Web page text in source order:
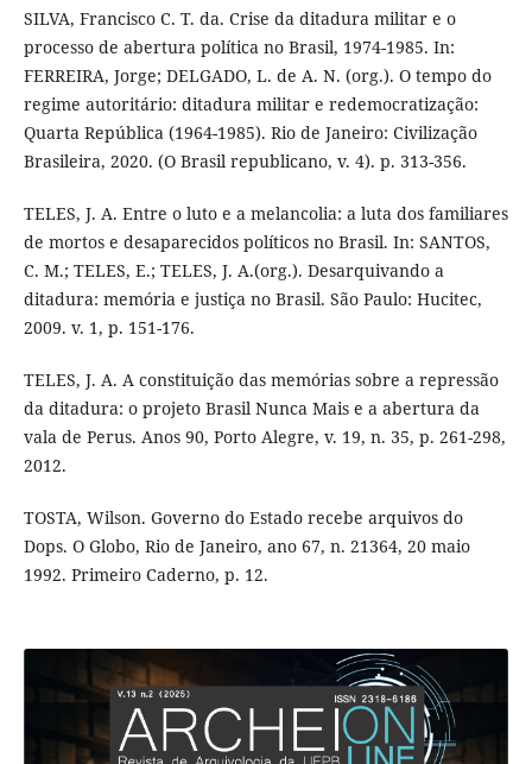
SILVA, Francisco C. T. da. Crise da ditadura militar e o
processo de abertura política no Brasil, 1974-1985. In:
FERREIRA, Jorge; DELGADO, L. de A. N. (org.). O tempo do
regime autoritário: ditadura militar e redemocratização:
Quarta República (1964-1985). Rio de Janeiro: Civilização
Brasileira, 2020. (O Brasil republicano, v. 4). p. 313-356.
TELES, J. A. Entre o luto e a melancolia: a luta dos familiares
de mortos e desaparecidos políticos no Brasil. In: SANTOS,
C. M.; TELES, E.; TELES, J. A.(org.). Desarquivando a
ditadura: memória e justiça no Brasil. São Paulo: Hucitec,
2009. v. 1, p. 151-176.
TELES, J. A. A constituição das memórias sobre a repressão
da ditadura: o projeto Brasil Nunca Mais e a abertura da
vala de Perus. Anos 90, Porto Alegre, v. 19, n. 35, p. 261-298,
2012.
TOSTA, Wilson. Governo do Estado recebe arquivos do
Dops. O Globo, Rio de Janeiro, ano 67, n. 21364, 20 maio
1992. Primeiro Caderno, p. 12.